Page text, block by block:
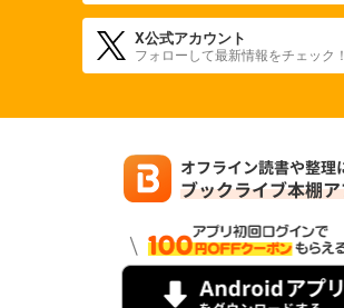
X公式アカウント
フォローして最新情報をチェック！